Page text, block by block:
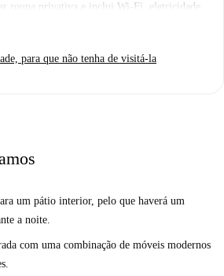
roupa privativa e inclui Wi-Fi, eletricidade,
municipal. O imóvel, verificado pela
para que não tenha de visitá-la
um pátio interior, pelo que haverá um
a noite.
com uma combinação de móveis modernos